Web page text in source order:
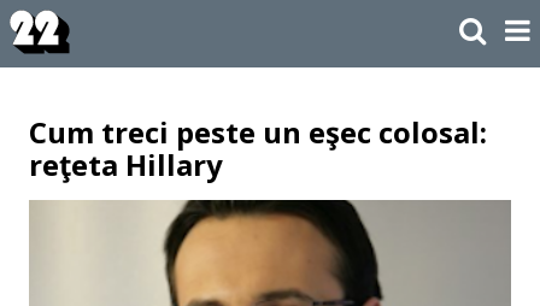
Cum treci peste un eşec colosal:
reţeta Hillary